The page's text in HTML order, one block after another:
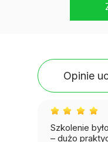
Opinie
Szkolenie
– dużo